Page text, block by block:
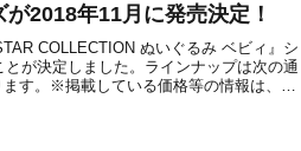
2018年11月に発売決定！
COLLECTION ぬいぐるみ ベビィ』シ
が決定しました。ラインナップは次の通
す。※掲載している価格等の情報は、